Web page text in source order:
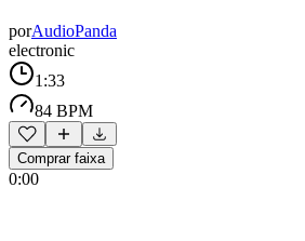
porAudioPanda
electronic
1:33
84 BPM
Comprar faixa
0:00